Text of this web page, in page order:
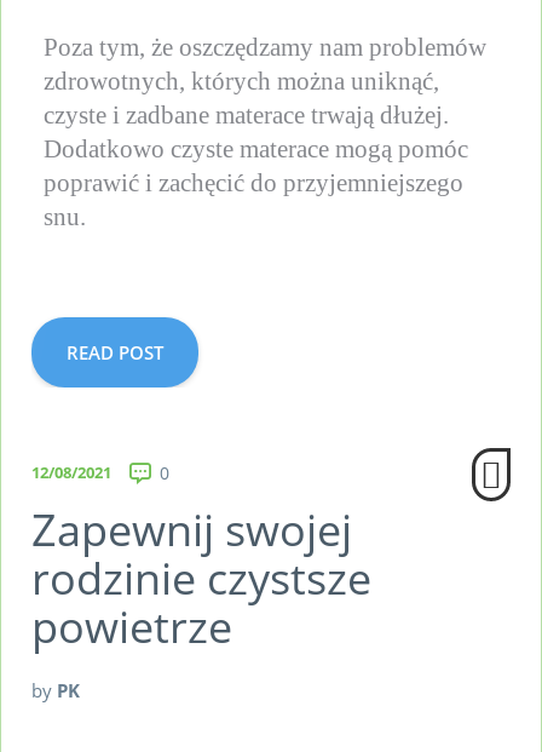
Poza tym, że oszczędzamy nam problemów
zdrowotnych, których można uniknąć,
czyste i zadbane materace trwają dłużej.
Dodatkowo czyste materace mogą pomóc
poprawić i zachęcić do przyjemniejszego
snu.
READ POST
12/08/2021 0
Zapewnij swojej
rodzinie czystsze
powietrze
by PK